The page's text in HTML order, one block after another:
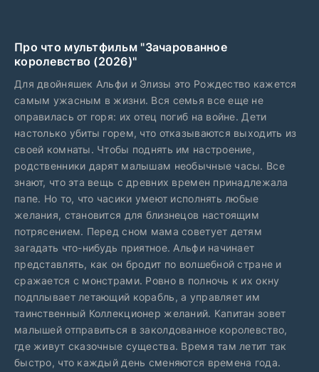
Про что мультфильм "Зачарованное
королевство (2026)"
Для двойняшек Альфи и Элизы это Рождество кажется
самым ужасным в жизни. Вся семья все еще не
оправилась от горя: их отец погиб на войне. Дети
настолько убиты горем, что отказываются выходить из
своей комнаты. Чтобы поднять им настроение,
родственники дарят малышам необычные часы. Все
знают, что эта вещь с древних времен принадлежала
папе. Но то, что часики умеют исполнять любые
желания, становится для близнецов настоящим
потрясением. Перед сном мама советует детям
загадать что-нибудь приятное. Альфи начинает
представлять, как он бродит по волшебной стране и
сражается с монстрами. Ровно в полночь к их окну
подплывает летающий корабль, а управляет им
таинственный Коллекционер желаний. Капитан зовет
малышей отправиться в заколдованное королевство,
где живут сказочные существа. Время там летит так
быстро, что каждый день сменяются времена года.